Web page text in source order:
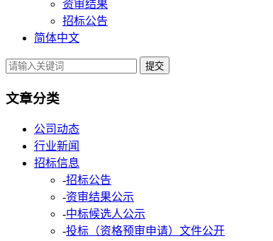
资审结果
招标公告
简体中文
提交
文章分类
公司动态
行业新闻
招标信息
-招标公告
-资审结果公示
-中标候选人公示
-投标（资格预审申请）文件公开